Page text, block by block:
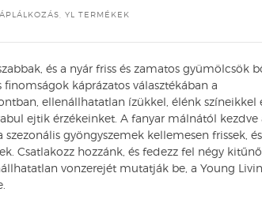
YL TERMÉKEK
és a nyár friss és zamatos gyümölcsök
káprázatos választékában a
ellenállhatatlan ízükkel, élénk színeikkel
ejtik érzékeinket. A fanyar málnától kezdve
gyöngyszemek kellemesen frissek, és
Csatlakozz hozzánk, és fedezz fel négy
vonzerejét mutatják be, a Young